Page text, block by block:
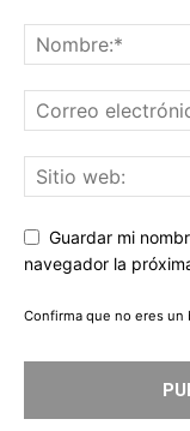
Guardar mi
navegador la
Confirma que no eres un